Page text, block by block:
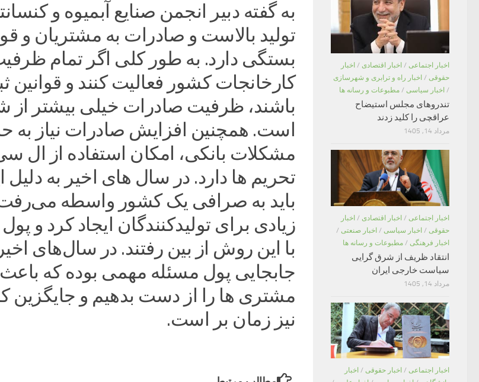
به گفته دبیر انجمن صنایع آبمیوه و
تولید بالاست و صادرات به مشتریان و
بستگی دارد. به طور کلی اگر تمام
کارخانجات کشور فعالیت کنند و قوانین
باشند، ظرفیت صادرات خیلی بیشتر از
است. همچنین افزایش صادرات نیاز به
مشکلات بانکی، امکان استفاده از ال
تحریم ها دارد. در سال های اخیر به دلیل
باید به صرافی یک کشور واسطه
زیادی برای تولیدکنندگان ایجاد کرد و
با این روش از بین رفتند. در سال‌های
جابجایی پول مسئله مهمی بوده که
مشتری ها را از دست بدهیم و جایگزین
نیز زمان بر است.
اخبار اجتماعی / اخبار اقتصادی / اخبار
حقوقی / اخبار راه و ترابری و شهرسازی
/ اخبار سیاسی / مطبوعات و رسانه ها
تندروهای مجلس استیضاح
عراقچی را کلید زدند
مرداد 14, 1405
اخبار اجتماعی / اخبار اقتصادی / اخبار
حقوقی / اخبار سیاسی / اخبار صنعتی /
اخبار فرهنگی / مطبوعات و رسانه ها
انتقاد ظریف از شرق گرایی
سیاست خارجی ایران
مرداد 14, 1405
اخبار اجتماعی / اخبار حقوقی / اخبار